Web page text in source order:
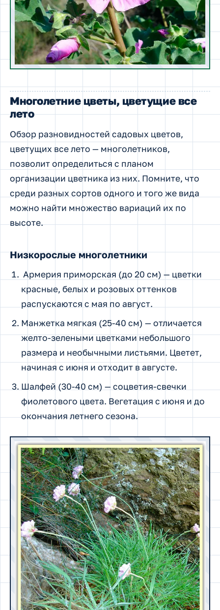
Многолетние цветы, цветущие все
лето
Обзор разновидностей садовых цветов,
цветущих все лето — многолетников,
позволит определиться с планом
организации цветника из них. Помните, что
среди разных сортов одного и того же вида
можно найти множество вариаций их по
высоте.
Низкорослые многолетники
Армерия приморская (до 20 см) — цветки
красные, белых и розовых оттенков
распускаются с мая по август.
Манжетка мягкая (25-40 см) — отличается
желто-зелеными цветками небольшого
размера и необычными листьями. Цветет,
начиная с июня и отходит в августе.
Шалфей (30-40 см) — соцветия-свечки
фиолетового цвета. Вегетация с июня и до
окончания летнего сезона.